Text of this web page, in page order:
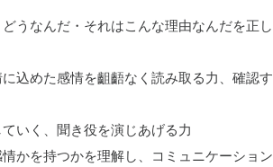
うなんだ・それはこんな理由なんだを正し
込めた感情を齟齬なく読み取る力、確認す
いく、聞き役を演じあげる力
かを持つかを理解し、コミュニケーション